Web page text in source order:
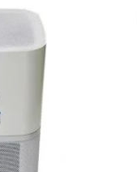
precio
es:
$9,999.99.